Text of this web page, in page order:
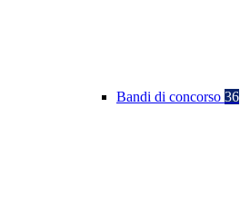
Bandi di concorso 36